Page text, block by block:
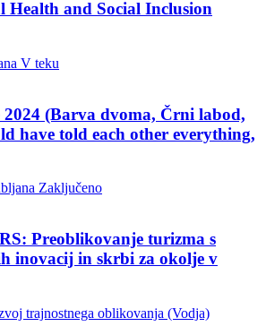
Health and Social Inclusion
V teku
2024 (Barva dvoma, Črni labod,
have told each other everything,
Zaključeno
Preoblikovanje turizma s
inovacij in skrbi za okolje v
trajnostnega oblikovanja (Vodja)